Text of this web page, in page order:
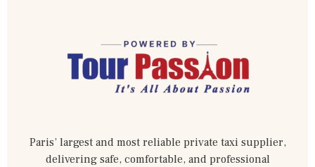
Paris’ largest and most reliable private taxi supplier,
delivering safe, comfortable, and professional